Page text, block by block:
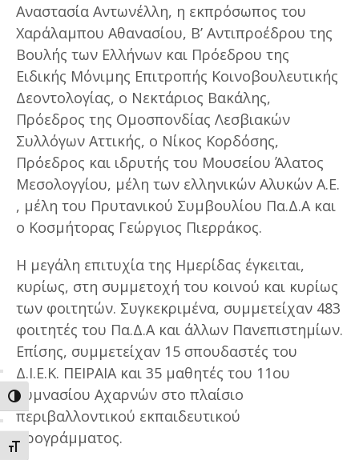
ΕΝΑΛΛΑΓΗ ΥΨΗΛΗΣ ΑΝΤΙΘΕΣΗΣ
ΕΝΑΛΛΑΓΗ ΜΕΓΕΘΟΥΣ ΓΡΑΜΜΑΤΩΝ
Αναστασία Αντωνέλλη, η εκπρόσωπος του
Χαράλαμπου Αθανασίου, Β’ Αντιπροέδρου της
Βουλής των Ελλήνων και Πρόεδρου της
Ειδικής Μόνιμης Επιτροπής Κοινοβουλευτικής
Δεοντολογίας, ο Νεκτάριος Βακάλης,
Πρόεδρος της Ομοσπονδίας Λεσβιακών
Συλλόγων Αττικής, ο Νίκος Κορδόσης,
Πρόεδρος και ιδρυτής του Μουσείου Άλατος
Μεσολογγίου, μέλη των ελληνικών Αλυκών Α.Ε.
, μέλη του Πρυτανικού Συμβουλίου Πα.Δ.Α και
ο Κοσμήτορας Γεώργιος Πιερράκος.
Η μεγάλη επιτυχία της Ημερίδας έγκειται,
κυρίως, στη συμμετοχή του κοινού και κυρίως
των φοιτητών. Συγκεκριμένα, συμμετείχαν 483
φοιτητές του Πα.Δ.Α και άλλων Πανεπιστημίων.
Επίσης, συμμετείχαν 15 σπουδαστές του
Δ.Ι.Ε.Κ. ΠΕΙΡΑΙΑ και 35 μαθητές του 11ου
Γυμνασίου Αχαρνών στο πλαίσιο
περιβαλλοντικού εκπαιδευτικού
προγράμματος.